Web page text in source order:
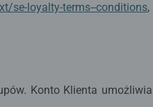
se-loyalty-terms--conditions,
Konto Klienta umożliwia